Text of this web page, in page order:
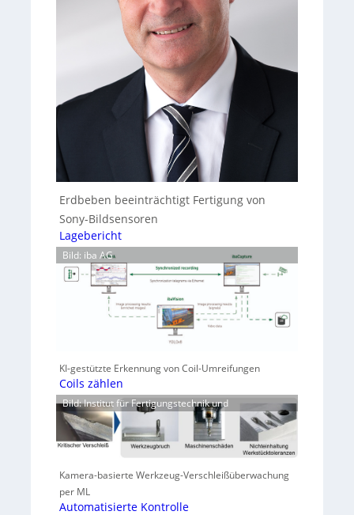
Erdbeben beeinträchtigt Fertigung von
Sony-Bildsensoren
Lagebericht
Bild: iba AG
KI-gestützte Erkennung von Coil-Umreifungen
Coils zählen
Bild: Institut für Fertigungstechnik und
Kamera-basierte Werkzeug-Verschleißüberwachung
per ML
Automatisierte Kontrolle